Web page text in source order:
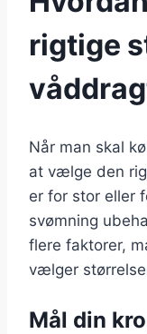
rigtige
Når man skal
at vælge den
er for stor eller
svømning
flere faktorer,
vælger
Mål din